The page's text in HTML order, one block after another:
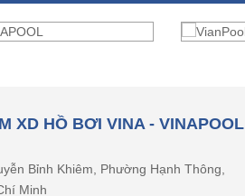
XD HỒ BƠI VINA - VINAPOOL
Bỉnh Khiêm, Phường Hạnh Thông,
Minh